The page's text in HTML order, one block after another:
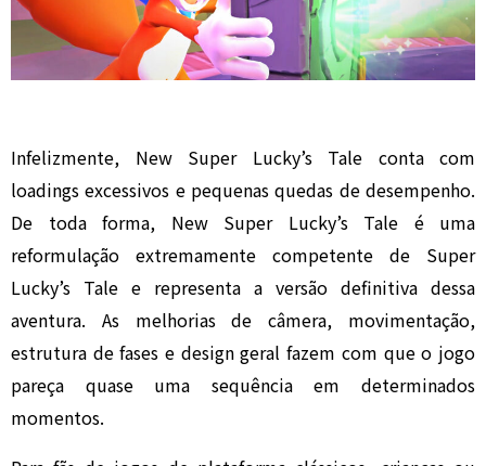
Infelizmente, New Super Lucky’s Tale conta com
loadings excessivos e pequenas quedas de desempenho.
De toda forma, New Super Lucky’s Tale é uma
reformulação extremamente competente de Super
Lucky’s Tale e representa a versão definitiva dessa
aventura. As melhorias de câmera, movimentação,
estrutura de fases e design geral fazem com que o jogo
pareça quase uma sequência em determinados
momentos.